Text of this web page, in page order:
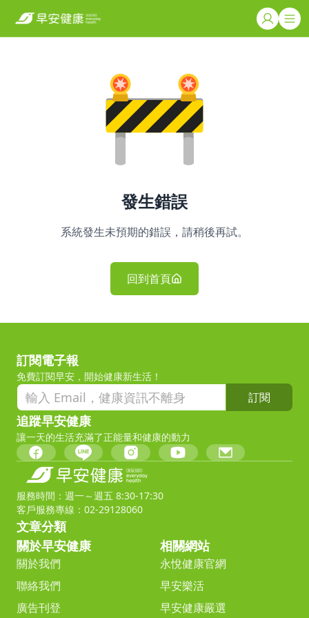
發生錯誤
系統發生未預期的錯誤，請稍後再試。
回到首頁
訂閱電子報
免費訂閱早安，開始健康新生活！
訂閱
追蹤早安健康
讓一天的生活充滿了正能量和健康的動力
服務時間：週一～週五 8:30-17:30
客戶服務專線：02-29128060
文章分類
關於早安健康
關於我們
聯絡我們
廣告刊登
相關網站
永悅健康官網
早安樂活
早安健康嚴選